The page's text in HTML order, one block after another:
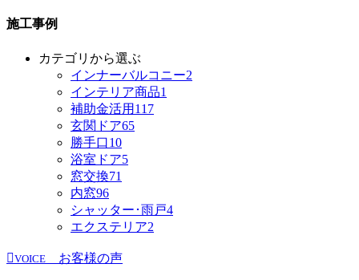
施工事例
カテゴリから選ぶ
インナーバルコニー2
インテリア商品1
補助金活用 117
玄関ドア65
勝手口10
浴室ドア5
窓交換71
内窓96
シャッター･雨戸4
エクステリア2
VOICE お客様の声